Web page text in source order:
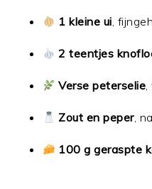
1 kleine ui,
2 teentjes
Verse peterselie,
Zout en peper,
100 g geraspte